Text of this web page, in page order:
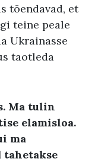
tõendavad, et
teine peale
Ukrainasse
taotleda
Ma tulin
elamisloa.
ma
tahetakse